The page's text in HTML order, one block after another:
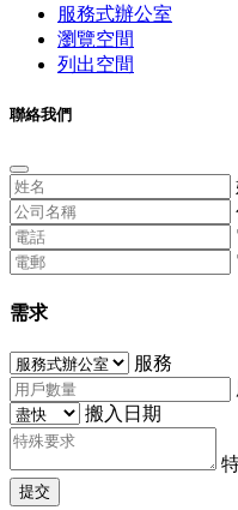
服務式辦公室
瀏覽空間
列出空間
聯絡我們
需求
服務
搬入日期
提交